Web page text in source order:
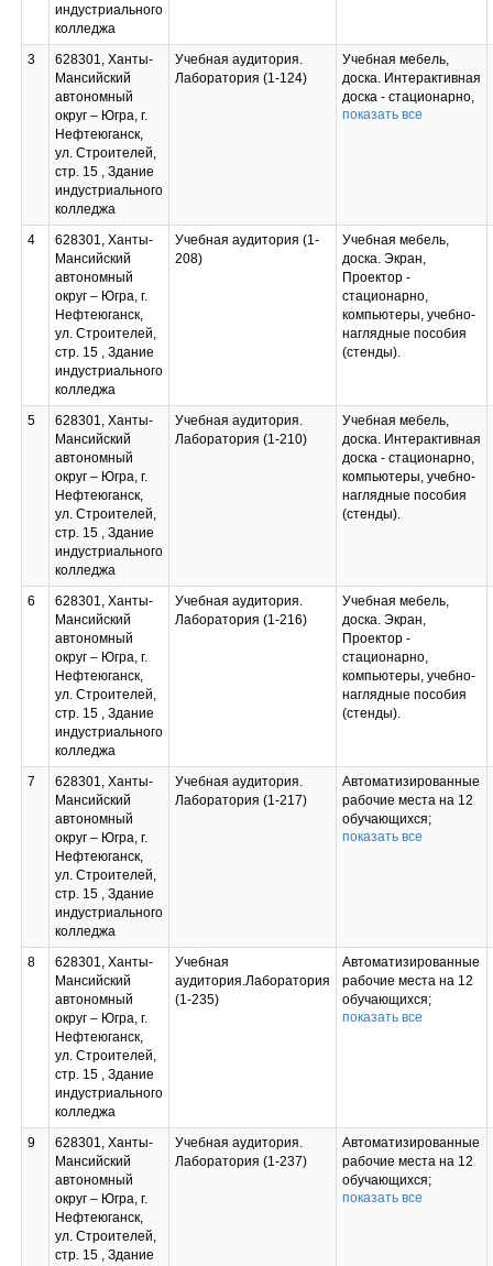
индустриального
колледжа
3
628301, Ханты-
Мансийский
автономный
округ – Югра, г.
Нефтеюганск,
ул. Строителей,
стр. 15 , Здание
индустриального
колледжа
Учебная аудитория.
Лаборатория (1-124)
Учебная мебель,
доска. Интерактивная
доска - стационарно,
компьютер.
показать все
4
628301, Ханты-
Мансийский
автономный
округ – Югра, г.
Нефтеюганск,
ул. Строителей,
стр. 15 , Здание
индустриального
колледжа
Учебная аудитория (1-
208)
Учебная мебель,
доска. Экран,
Проектор -
стационарно,
компьютеры, учебно-
наглядные пособия
(стенды).
5
628301, Ханты-
Мансийский
автономный
округ – Югра, г.
Нефтеюганск,
ул. Строителей,
стр. 15 , Здание
индустриального
колледжа
Учебная аудитория.
Лаборатория (1-210)
Учебная мебель,
доска. Интерактивная
доска - стационарно,
компьютеры, учебно-
наглядные пособия
(стенды).
6
628301, Ханты-
Мансийский
автономный
округ – Югра, г.
Нефтеюганск,
ул. Строителей,
стр. 15 , Здание
индустриального
колледжа
Учебная аудитория.
Лаборатория (1-216)
Учебная мебель,
доска. Экран,
Проектор -
стационарно,
компьютеры, учебно-
наглядные пособия
(стенды).
7
628301, Ханты-
Мансийский
автономный
округ – Югра, г.
Нефтеюганск,
ул. Строителей,
стр. 15 , Здание
индустриального
колледжа
Учебная аудитория.
Лаборатория (1-217)
Автоматизированные
рабочие места на 12
обучающихся;
Автоматизированное
лаборатории
Лицензионное ПО:
Microsoft Office
Professional Plus
2016, Windows
00073 от 22.03.2021
г., Kaspersky Endpoint
Security Лицензия
26FE-210407-065740-
показать все
8
628301, Ханты-
Мансийский
автономный
округ – Югра, г.
Нефтеюганск,
ул. Строителей,
стр. 15 , Здание
индустриального
колледжа
Учебная
аудитория.Лаборатория
(1-235)
Автоматизированные
рабочие места на 12
обучающихся;
Автоматизированное
распространяемое
ПО: 7zip,
PascalABC.NET, Total
Commander, Eclipse
IDE for Java EE
показать все
9
628301, Ханты-
Мансийский
автономный
округ – Югра, г.
Нефтеюганск,
ул. Строителей,
стр. 15 , Здание
Учебная аудитория.
Лаборатория (1-237)
Автоматизированные
рабочие места на 12
обучающихся;
Автоматизированное
показать все